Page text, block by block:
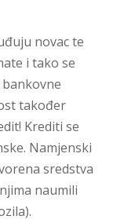
novac te
i tako se
također
Krediti se
Namjenski
sredstva
naumili